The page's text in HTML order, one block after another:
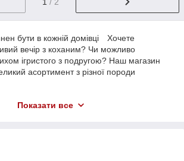
бути в кожній домівці ⠀Хочете
вечір з коханим? Чи можливо
ігристого з подругою? Наш магазин
асортимент з різної породи
використовуватися для сервірування
дерев'яних підносів в Olira?
Показати все